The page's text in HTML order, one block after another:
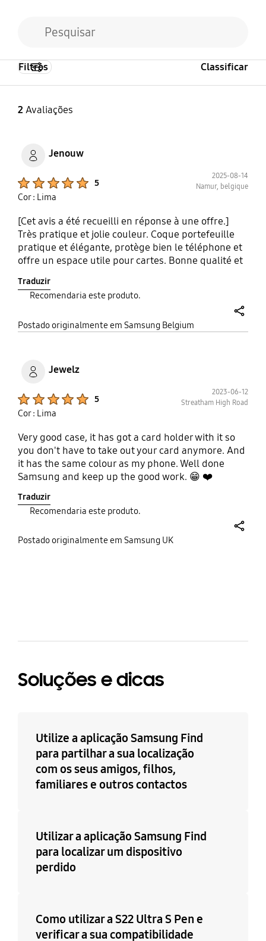
2 Avaliações
Filtros Classificar
Jenouw
5
2025-08-14
Namur, belgique
Cor : Lima
[Cet avis a été recueilli en réponse à une offre.]
Très pratique et jolie couleur. Coque portefeuille
pratique et élégante, protège bien le téléphone et
offre un espace utile pour cartes. Bonne qualité et
Traduzir
Recomendaria este produto.
Postado originalmente em Samsung Belgium
Jewelz
5
2023-06-12
Streatham High Road
Cor : Lima
Very good case, it has got a card holder with it so
you don't have to take out your card anymore. And
it has the same colour as my phone. Well done
Samsung and keep up the good work. 😁 ❤️
Traduzir
Recomendaria este produto.
Postado originalmente em Samsung UK
Soluções e dicas
Utilize a aplicação Samsung Find
para partilhar a sua localização
com os seus amigos, filhos,
familiares e outros contactos
Utilizar a aplicação Samsung Find
para localizar um dispositivo
perdido
Como utilizar a S22 Ultra S Pen e
verificar a sua compatibilidade